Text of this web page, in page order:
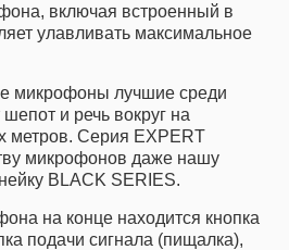
включая встроенный в
улавливать максимальное
микрофоны лучшие среди
и речь вокруг на
метров. Серия EXPERT
микрофонов даже нашу
BLACK SERIES.
на конце находится кнопка
подачи сигнала (пищалка),